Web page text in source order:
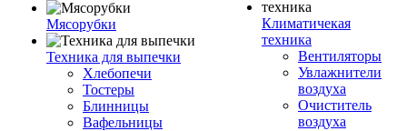
Мясорубки
Техника для выпечки
Хлебопечи
Тостеры
Блинницы
Вафельницы
Климатичекая
техника
Вентиляторы
Увлажнители
воздуха
Очиститель
воздуха